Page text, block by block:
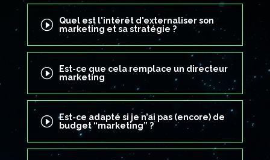
I
Quel est l'intérêt d'externaliser son
marketing et sa stratégie ?
I
Est-ce que cela remplace un directeur
marketing
I
Est-ce adapté si je n’ai pas (encore) de
budget “marketing” ?